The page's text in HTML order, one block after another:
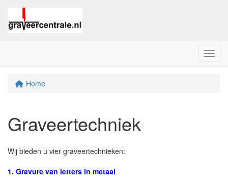
Menu
Home
Graveertechniek
Wij bieden u vier graveertechnieken:
1. Gravure van letters in metaal